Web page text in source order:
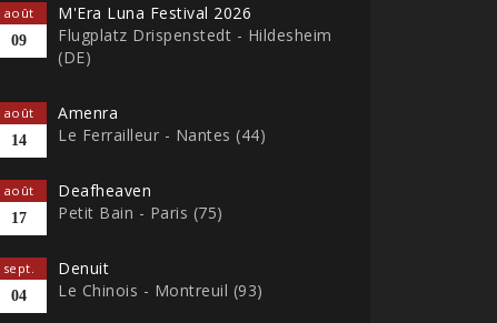
août
09
M'Era Luna Festival 2026
Flugplatz Drispenstedt - Hildesheim
(DE)
août
14
Amenra
Le Ferrailleur - Nantes (44)
août
17
Deafheaven
Petit Bain - Paris (75)
sept.
04
Denuit
Le Chinois - Montreuil (93)